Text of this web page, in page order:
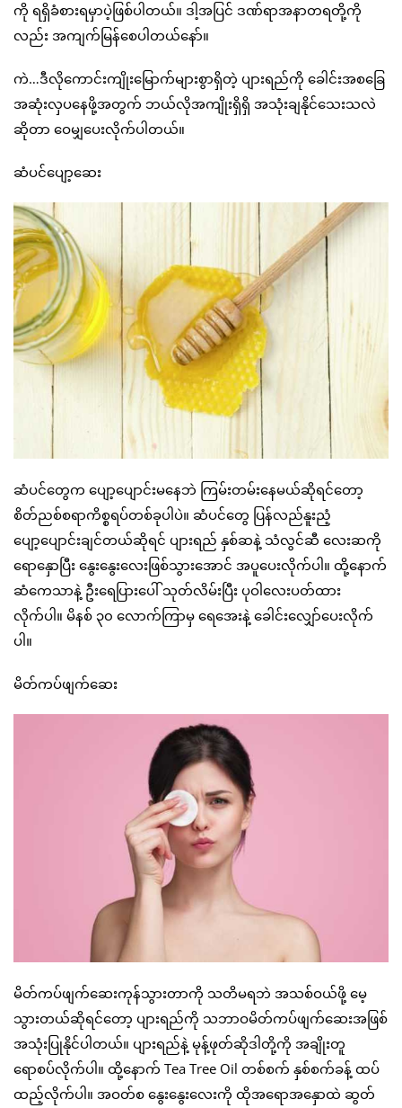
ကို ရရှိခံစားရမှာပဲ့ဖြစ်ပါတယ်။ ဒါ့အပြင် ဒဏ်ရာအနာတရတို့ကို
လည်း အကျက်မြန်စေပါတယ်နော်။
ကဲ…ဒီလိုကောင်းကျိုးမြောက်များစွာရှိတဲ့ ပျားရည်ကို ခေါင်းအစခြေ
အဆုံးလှပနေဖို့အတွက် ဘယ်လိုအကျိုးရှိရှိ အသုံးချနိုင်သေးသလဲ
ဆိုတာ ဝေမျှပေးလိုက်ပါတယ်။
ဆံပင်ပျော့ဆေး
ဆံပင်တွေက ပျော့ပျောင်းမနေဘဲ ကြမ်းတမ်းနေမယ်ဆိုရင်တော့
စိတ်ညစ်စရာကိစ္စရပ်တစ်ခုပါပဲ။ ဆံပင်တွေ ပြန်လည်နူးညံ့
ပျော့ပျောင်းချင်တယ်ဆိုရင် ပျားရည် နှစ်ဆနဲ့ သံလွင်ဆီ လေးဆကို
ရောနှောပြီး နွေးနွေးလေးဖြစ်သွားအောင် အပူပေးလိုက်ပါ။ ထို့နောက်
ဆံကေသာနဲ့ ဦးရေပြားပေါ် သုတ်လိမ်းပြီး ပုဝါလေးပတ်ထား
လိုက်ပါ။ မိနစ် ၃၀ လောက်ကြာမှ ရေအေးနဲ့ ခေါင်းလျှော်ပေးလိုက်
ပါ။
မိတ်ကပ်ဖျက်ဆေး
မိတ်ကပ်ဖျက်ဆေးကုန်သွားတာကို သတိမရဘဲ အသစ်ဝယ်ဖို့ မေ့
သွားတယ်ဆိုရင်တော့ ပျားရည်ကို သဘာဝမိတ်ကပ်ဖျက်ဆေးအဖြစ်
အသုံးပြုနိုင်ပါတယ်။ ပျားရည်နဲ့ မုန့်ဖုတ်ဆိုဒါတို့ကို အချိုးတူ
ရောစပ်လိုက်ပါ။ ထို့နောက် Tea Tree Oil တစ်စက် နှစ်စက်ခန့် ထပ်
ထည့်လိုက်ပါ။ အဝတ်စ နွေးနွေးလေးကို ထိုအရောအနှောထဲ ဆွတ်